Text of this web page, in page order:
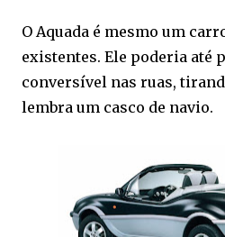
O Aquada é mesmo um
existentes. Ele poderia até
conversível nas ruas,
lembra um casco de navio.